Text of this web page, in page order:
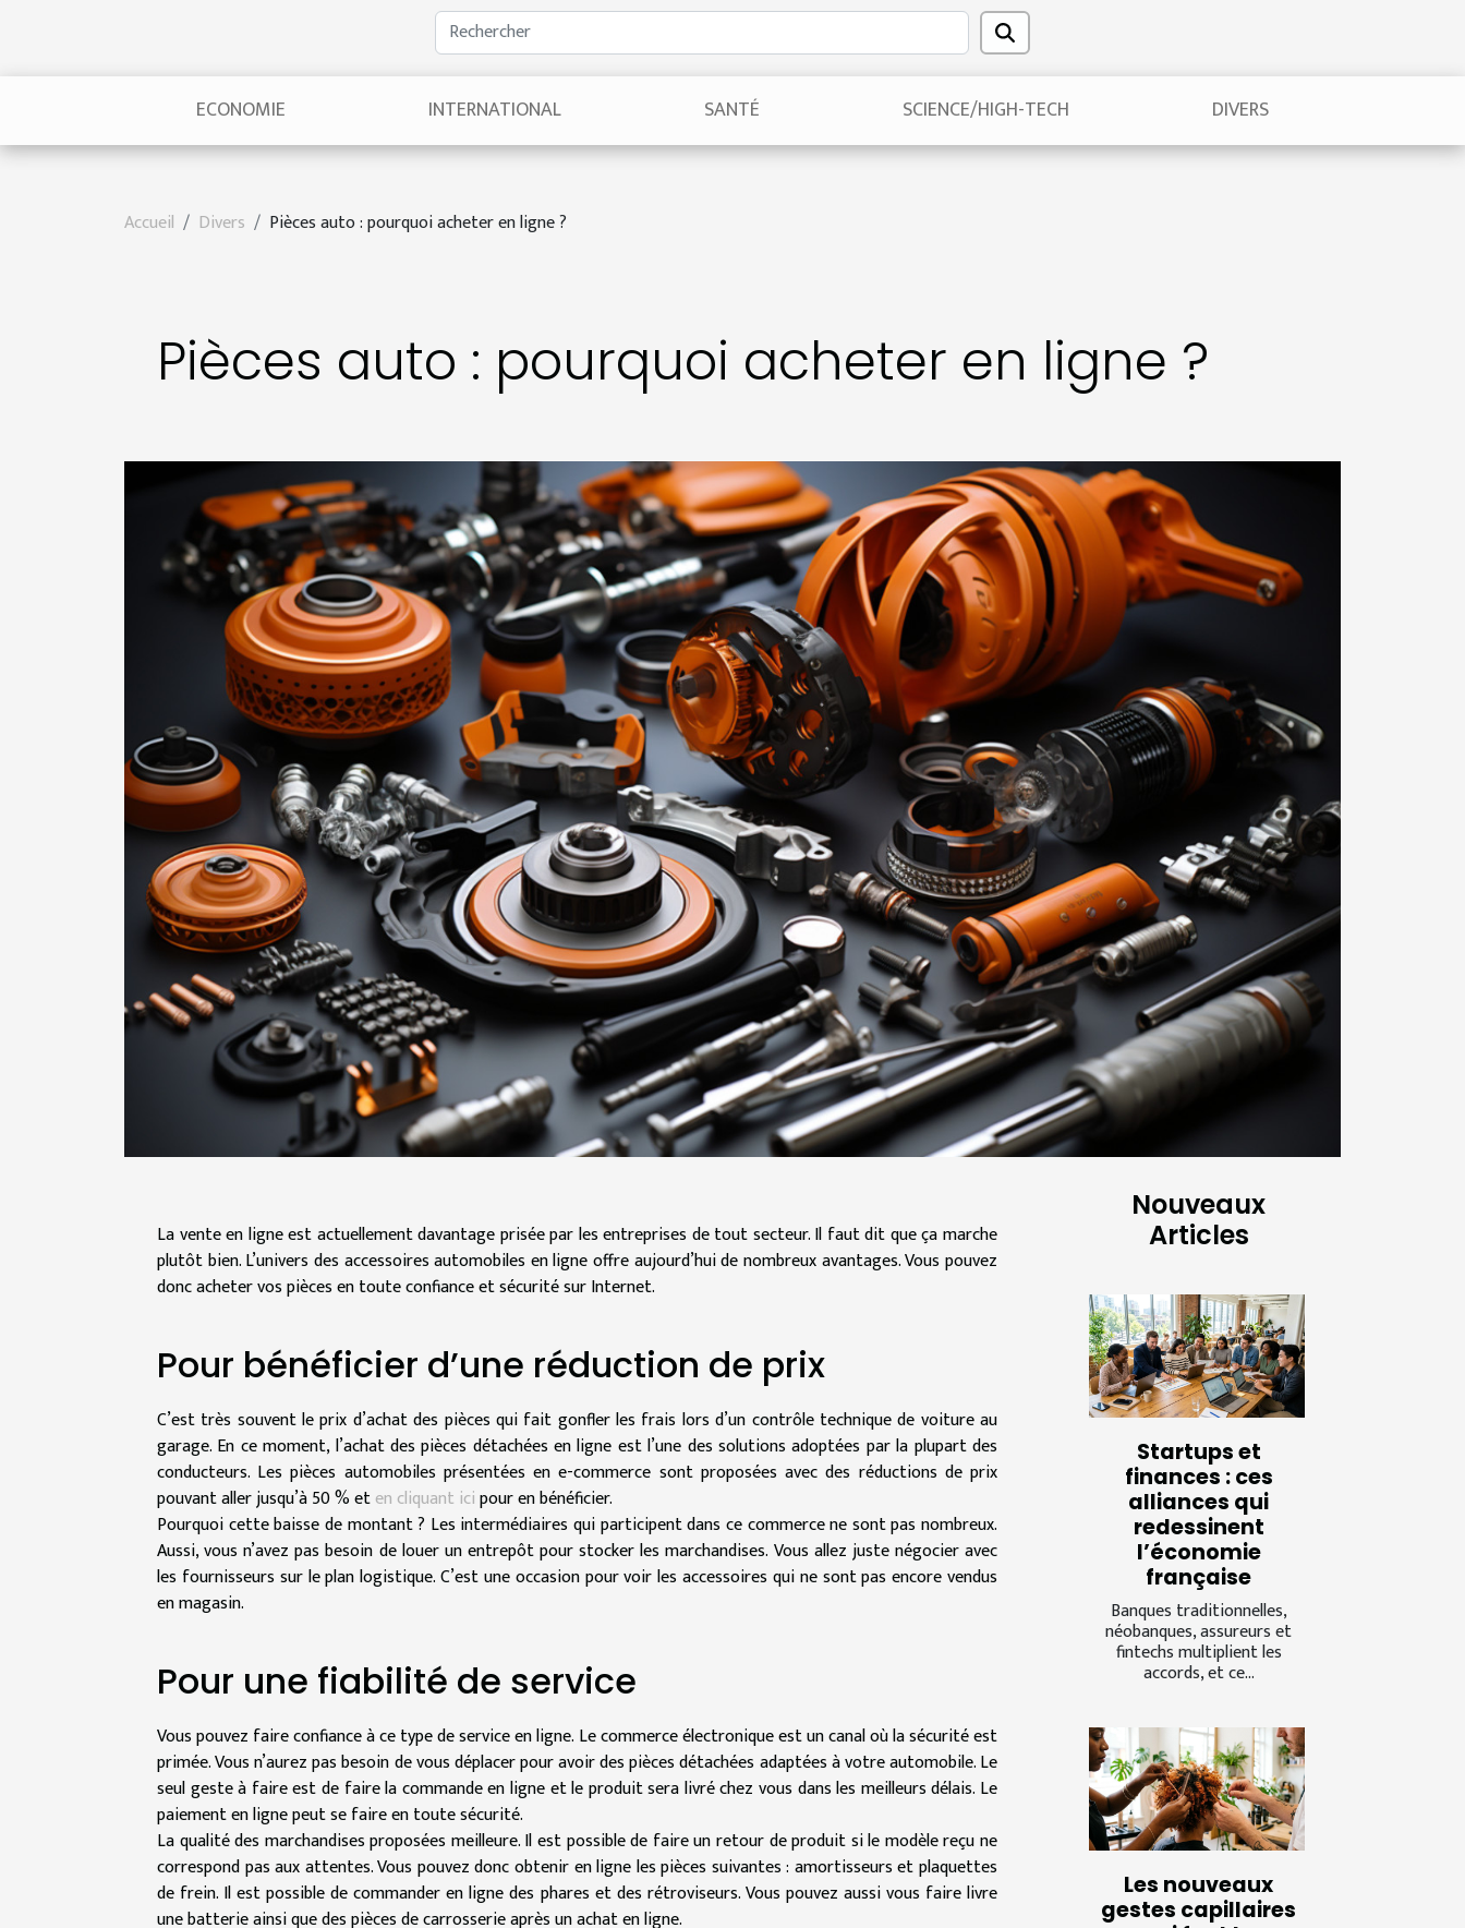
ECONOMIE INTERNATIONAL SANTÉ SCIENCE/HIGH-TECH DIVERS
Accueil Divers Pièces auto : pourquoi acheter en ligne ?
Pièces auto : pourquoi acheter en ligne ?
La vente en ligne est actuellement davantage prisée par les entreprises de tout secteur. Il faut dit que ça marche
plutôt bien. L’univers des accessoires automobiles en ligne offre aujourd’hui de nombreux avantages. Vous pouvez
donc acheter vos pièces en toute confiance et sécurité sur Internet.
Pour bénéficier d’une réduction de prix
C’est très souvent le prix d’achat des pièces qui fait gonfler les frais lors d’un contrôle technique de voiture au
garage. En ce moment, l’achat des pièces détachées en ligne est l’une des solutions adoptées par la plupart des
conducteurs. Les pièces automobiles présentées en e-commerce sont proposées avec des réductions de prix
pouvant aller jusqu’à 50 % eten cliquant icipour en bénéficier.
Pourquoi cette baisse de montant ? Les intermédiaires qui participent dans ce commerce ne sont pas nombreux.
Aussi, vous n’avez pas besoin de louer un entrepôt pour stocker les marchandises. Vous allez juste négocier avec
les fournisseurs sur le plan logistique. C’est une occasion pour voir les accessoires qui ne sont pas encore vendus
en magasin.
Pour une fiabilité de service
Vous pouvez faire confiance à ce type de service en ligne. Le commerce électronique est un canal où la sécurité est
primée. Vous n’aurez pas besoin de vous déplacer pour avoir des pièces détachées adaptées à votre automobile. Le
seul geste à faire est de faire la commande en ligne et le produit sera livré chez vous dans les meilleurs délais. Le
paiement en ligne peut se faire en toute sécurité.
La qualité des marchandises proposées meilleure. Il est possible de faire un retour de produit si le modèle reçu ne
correspond pas aux attentes. Vous pouvez donc obtenir en ligne les pièces suivantes : amortisseurs et plaquettes
de frein. Il est possible de commander en ligne des phares et des rétroviseurs. Vous pouvez aussi vous faire livre
une batterie ainsi que des pièces de carrosserie après un achat en ligne.
Nouveaux
Articles
Startups et
finances : ces
alliances qui
redessinent
l’économie
française
Banques traditionnelles,
néobanques, assureurs et
fintechs multiplient les
accords, et ce...
Les nouveaux
gestes capillaires